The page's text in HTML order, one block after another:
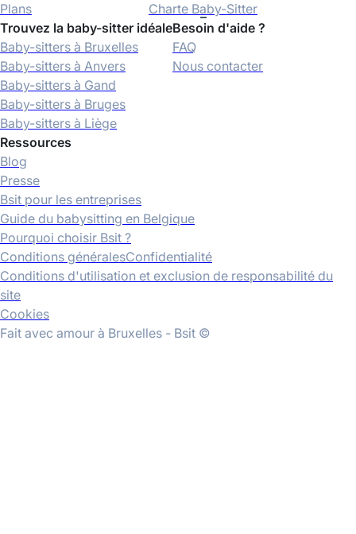
Plans
Charte Baby-Sitter
Trouvez la baby-sitter idéale
Baby-sitters à Bruxelles
Baby-sitters à Anvers
Baby-sitters à Gand
Baby-sitters à Bruges
Baby-sitters à Liège
Besoin d'aide ?
FAQ
Nous contacter
Ressources
Blog
Presse
Bsit pour les entreprises
Guide du babysitting en Belgique
Pourquoi choisir Bsit ?
Fait avec amour à Bruxelles - Bsit ©
Conditions généralesConfidentialité
Conditions d'utilisation et exclusion de responsabilité du
site
Cookies